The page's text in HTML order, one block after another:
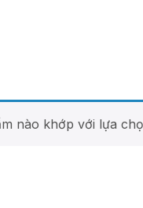
nào khớp với lựa